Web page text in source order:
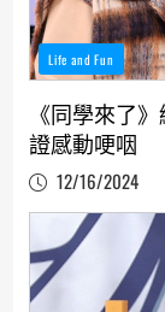
Life and Fun
《同學來了
證感動哽咽
12/16/2024